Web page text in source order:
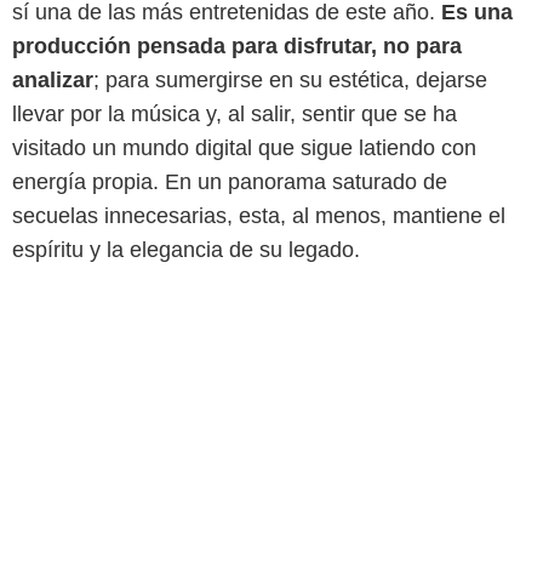
sí una de las más entretenidas de este año. Es una
producción pensada para disfrutar, no para
analizar; para sumergirse en su estética, dejarse
llevar por la música y, al salir, sentir que se ha
visitado un mundo digital que sigue latiendo con
energía propia. En un panorama saturado de
secuelas innecesarias, esta, al menos, mantiene el
espíritu y la elegancia de su legado.